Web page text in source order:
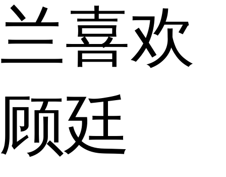
兰喜欢
顾廷